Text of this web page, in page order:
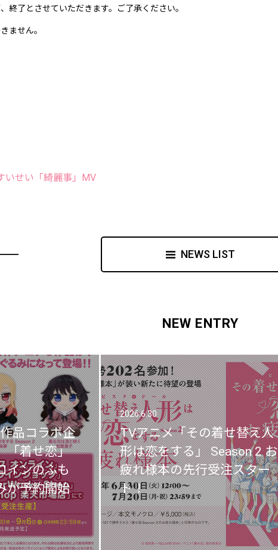
終了とさせていただきます。ご了承ください。
ません。
いせい「綺麗事」MV
NEWS LIST
NEW ENTRY
品コラボ企
「着せ恋」
インのふも
が予約開始
品コラボ企
「着せ恋」
インのふも
が予約開始
2026.6.30
TVアニメ「その着せ替え人
形は恋をする」 Season 2 お
疲れ様本の先行受注スター
ト！
2026.6.30
TVアニメ「その着せ替え人
形は恋をする」 Season 2 お
疲れ様本の先行受注スター
ト！